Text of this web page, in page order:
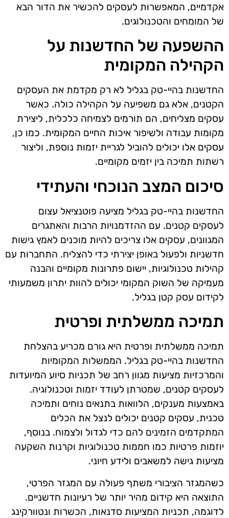
אקדמיים, המאפשרות לעסקים להכשיר את הדור הבא
של המומחים והטכנולוגים.
ההשפעה של החדשנות על
הקהילה המקומית
החדשנות בהיי-טק בגליל לא רק מקדמת את העסקים
הקטנים, אלא גם משפיעה על הקהילה כולה. כאשר
עסקים מצליחים, הם תורמים לצמיחה כלכלית, ליצירת
מקומות עבודה ולשיפור איכות החיים המקומית. כמו כן,
עסקים אלו יכולים להוביל לגריית יזמות נוספת, וליצור
רשתות תמיכה בין יזמים מקומיים.
סיכום המצב הנוכחי והעתידי
החדשנות בהיי-טק בגליל מציעה פוטנציאל עצום
לעסקים קטנים. עם ההזדמנויות הרבות והאתגרים
המגוונים, עסקים אלו צריכים להיות מוכנים לאמץ גישות
חדשניות ולפעול באופן יצירתי כדי להצליח. התחברות עם
קהילות טכנולוגיות, יישום פתרונות מקומיים והבנה
מעמיקה של השוק המקומי יכולים להוות יתרון משמעותי
לקידום עסק קטן בגליל.
תמיכה ממשלתית ופרטית
תמיכה ממשלתית ופרטית היא גורם מכריע בהצלחת
החדשנות בהיי-טק בגליל. הממשלות המקומיות
והמרכזיות מציעות מגוון רחב של תכניות סיוע המיועדות
לעסקים קטנים, שמטרתן לעודד יזמות וטכנולוגיה.
באמצעות מענקים, הלוואות בתנאים נוחים ותמיכה
טכנית, עסקים קטנים יכולים לנצל את הכלים
המתקדמים הזמינים להם כדי לגדול ולצמוח. בנוסף,
יוזמות פרטיות כמו חממות טכנולוגיות וקרנות השקעה
מציעות גישה למשאבים ולידע חיוני.
כשהמגזר הציבורי משתף פעולה עם המגזר הפרטי,
התוצאה היא קידום מהיר יותר של רעיונות חדשניים.
לדוגמה, תכניות המציעות סדנאות, הכשרות ונטוורקינג